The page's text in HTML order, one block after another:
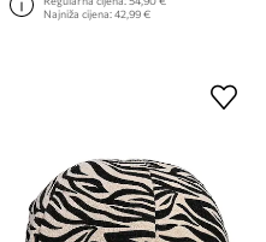
Najniža cijena:42,99 €